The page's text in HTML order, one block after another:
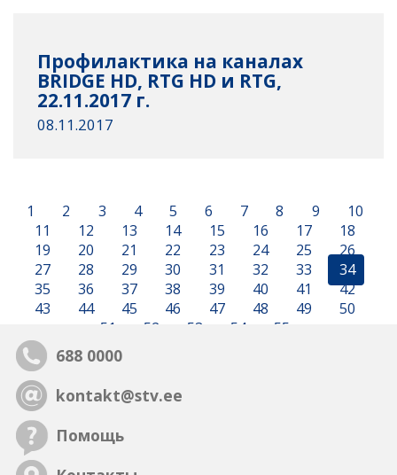
Профилактика на каналах
BRIDGE HD, RTG HD и RTG,
22.11.2017 г.
08.11.2017
1 2 3 4 5 6 7 8 9
10
11
12 13 14 15 16 17
18
19
20 21 22 23 24 25
26
27
28 29 30 31 32 33
34
35
36 37 38 39 40 41
42
43
44 45 46 47 48 49
50
51
52 53 54 55
688 0000
kontakt@stv.ee
Помощь